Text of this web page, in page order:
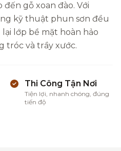
đến gỗ xoan đào. Với
kỹ thuật phun sơn đều
lớp bề mặt hoàn hảo
tróc và trầy xước.
Thi Công Tận Nơi
Tiện lợi, nhanh chóng, đúng
tiến độ